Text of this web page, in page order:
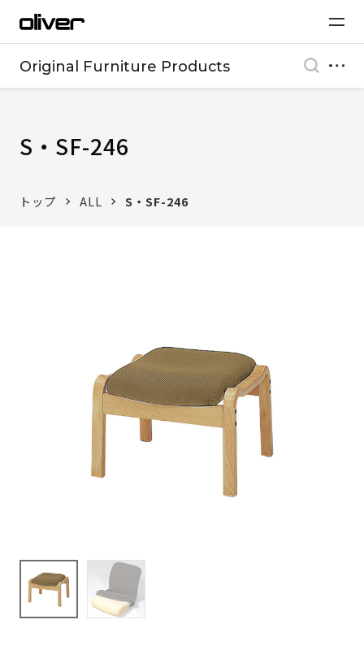
Original Furniture Products
S・SF-246
トップ ALL S・SF-246